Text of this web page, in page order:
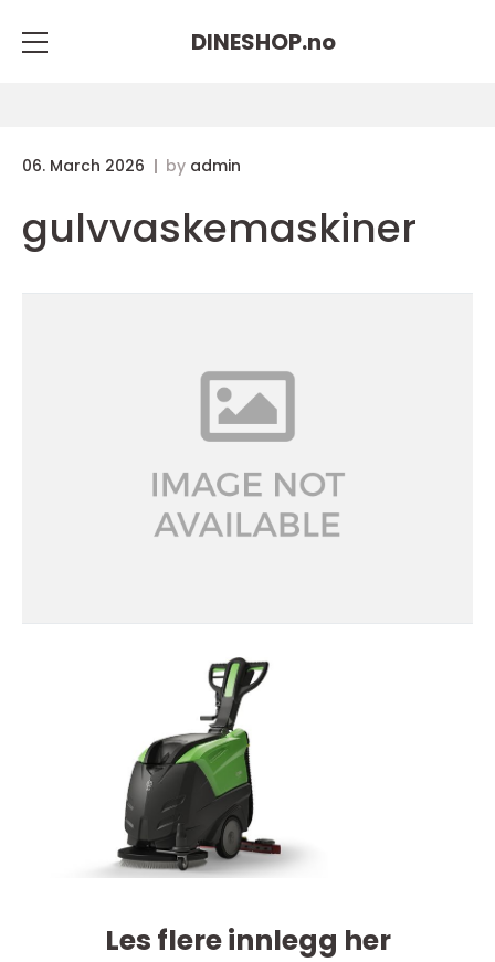
DINESHOP.no
06. March 2026 by admin
gulvvaskemaskiner
Les flere innlegg her